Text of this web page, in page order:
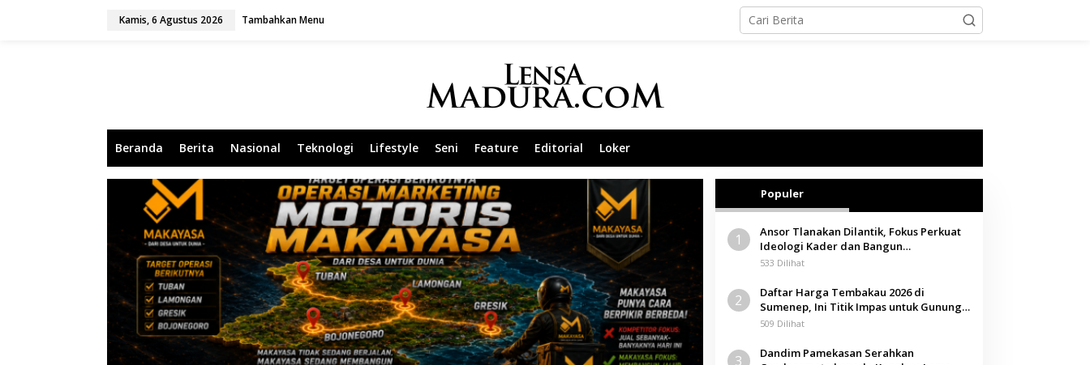
Kamis, 6 Agustus 2026 Tambahkan Menu
Beranda Berita Nasional Teknologi Lifestyle Seni Feature Editorial Loker
Populer
1
Ansor Tlanakan Dilantik, Fokus Perkuat
Ideologi Kader dan Bangun
Kemandirian Ekonomi
533 Dilihat
2
Daftar Harga Tembakau 2026 di
Sumenep, Ini Titik Impas untuk Gunung,
Tegal, dan Sawah
509 Dilihat
3
Dandim Pamekasan Serahkan